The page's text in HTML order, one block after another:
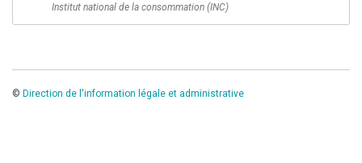
Institut national de la consommation (INC)
© Direction de l'information légale et administrative